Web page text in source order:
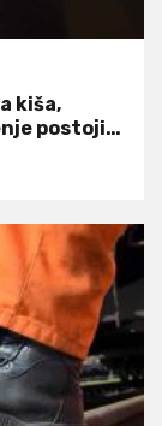
kiša,
postoji…